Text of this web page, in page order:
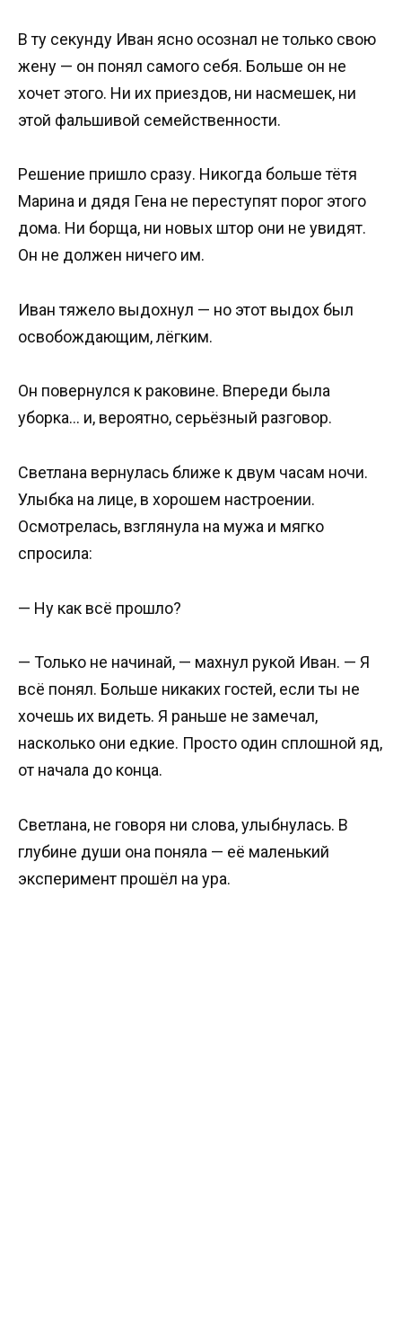
В ту секунду Иван ясно осознал не только свою
жену — он понял самого себя. Больше он не
хочет этого. Ни их приездов, ни насмешек, ни
этой фальшивой семейственности.
Решение пришло сразу. Никогда больше тётя
Марина и дядя Гена не переступят порог этого
дома. Ни борща, ни новых штор они не увидят.
Он не должен ничего им.
Иван тяжело выдохнул — но этот выдох был
освобождающим, лёгким.
Он повернулся к раковине. Впереди была
уборка… и, вероятно, серьёзный разговор.
Светлана вернулась ближе к двум часам ночи.
Улыбка на лице, в хорошем настроении.
Осмотрелась, взглянула на мужа и мягко
спросила:
— Ну как всё прошло?
— Только не начинай, — махнул рукой Иван. — Я
всё понял. Больше никаких гостей, если ты не
хочешь их видеть. Я раньше не замечал,
насколько они едкие. Просто один сплошной яд,
от начала до конца.
Светлана, не говоря ни слова, улыбнулась. В
глубине души она поняла — её маленький
эксперимент прошёл на ура.